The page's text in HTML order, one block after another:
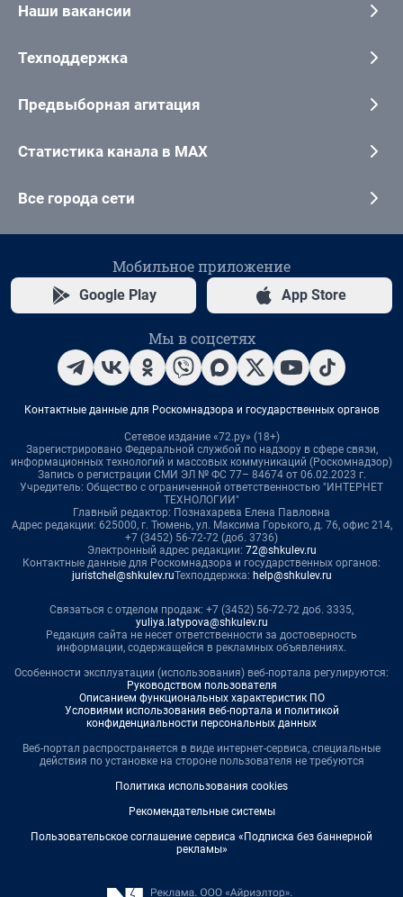
Наши вакансии
Техподдержка
Предвыборная агитация
Статистика канала в MAX
Все города сети
Мобильное приложение
Google Play App Store
Мы в соцсетях
Контактные данные для Роскомнадзора и государственных органов
Сетевое издание «72.ру» (18+)
Зарегистрировано Федеральной службой по надзору в сфере связи,
информационных технологий и массовых коммуникаций (Роскомнадзор)
Запись о регистрации СМИ ЭЛ № ФС 77– 84674 от 06.02.2023 г.
Учредитель: Общество с ограниченной ответственностью "ИНТЕРНЕТ
ТЕХНОЛОГИИ"
Главный редактор: Познахарева Елена Павловна
Адрес редакции: 625000, г. Тюмень, ул. Максима Горького, д. 76, офис 214,
+7 (3452) 56-72-72 (доб. 3736)
Электронный адрес редакции: 72@shkulev.ru
Контактные данные для Роскомнадзора и государственных органов:
juristchel@shkulev.ruТехподдержка: help@shkulev.ru
Связаться с отделом продаж: +7 (3452) 56-72-72 доб. 3335,
yuliya.latypova@shkulev.ru
Редакция сайта не несет ответственности за достоверность
информации, содержащейся в рекламных объявлениях.
Особенности эксплуатации (использования) веб-портала регулируются:
Руководством пользователя
Описанием функциональных характеристик ПО
Условиями использования веб-портала и политикой
конфиденциальности персональных данных
Веб-портал распространяется в виде интернет-сервиса, специальные
действия по установке на стороне пользователя не требуются
Политика использования cookies
Рекомендательные системы
Пользовательское соглашение сервиса «Подписка без баннерной
рекламы»